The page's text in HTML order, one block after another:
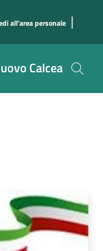
all'area personale |
Calcea